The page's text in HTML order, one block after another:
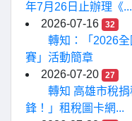
年7月26日止辦理《...
2026-07-16
32
轉知：「2026
賽」活動簡章
2026-07-20
27
轉知 高雄市稅
鋒！」租稅圖卡網...